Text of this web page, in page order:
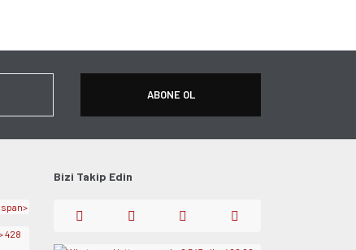
ABONE OL
Bizi Takip Edin